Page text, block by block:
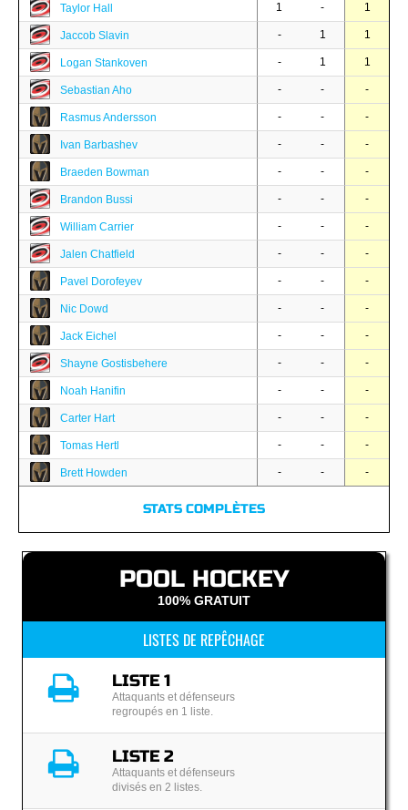
Taylor Hall 1 - 1
Jaccob Slavin - 1 1
Logan Stankoven - 1 1
Sebastian Aho - - -
Rasmus Andersson - - -
Ivan Barbashev - - -
Braeden Bowman - - -
Brandon Bussi - - -
William Carrier - - -
Jalen Chatfield - - -
Pavel Dorofeyev - - -
Nic Dowd - - -
Jack Eichel - - -
Shayne Gostisbehere - - -
Noah Hanifin - - -
Carter Hart - - -
Tomas Hertl - - -
Brett Howden - - -
STATS COMPLÈTES
POOL HOCKEY
100% GRATUIT
LISTES DE REPÊCHAGE
LISTE 1
Attaquants et défenseurs
regroupés en 1 liste.
LISTE 2
Attaquants et défenseurs
divisés en 2 listes.